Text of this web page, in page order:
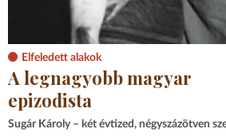
Elfeledett alakok
A legnagyobb magyar
epizodista
Sugár Károly – két évtized, négyszázötven